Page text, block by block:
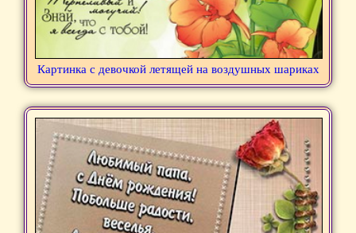
Картинка с девочкой летящей на воздушных шариках